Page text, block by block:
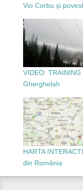
Vio Corbu și
VIDEO:
Gherghelah
HARTA
din România